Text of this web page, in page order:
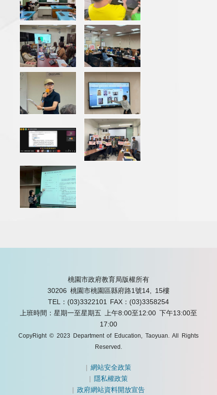
桃園市政府教育局版權所有
30206 桃園市桃園區縣府路1號14, 15樓
TEL：(03)3322101
FAX：(03)3358254
上班時間：星期一至星期五 上午8:00至12:00 下午13:00至
17:00
CopyRight © 2023 Department of Education, Taoyuan. All Rights
Reserved.
|網站安全政策
| 隱私權政策
|政府網站資料開放宣告